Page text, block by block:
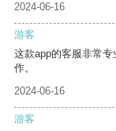
2024-06-16
游客
这款app的客服非常
作。
2024-06-16
游客